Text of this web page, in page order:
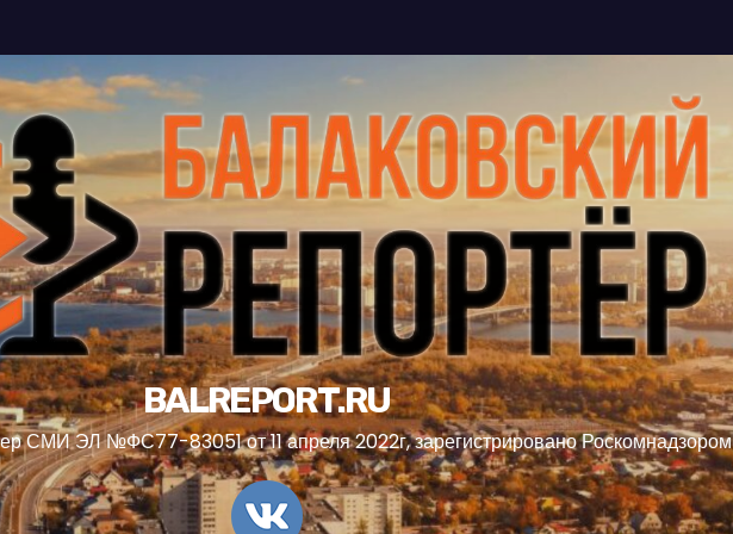
BALREPORT.RU
СМИ ЭЛ №ФС77-83051 от 11 апреля 2022г, зарегистрировано Роскомнадзором